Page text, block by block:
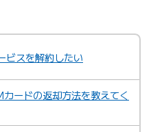
スを解約したい
カードの返却方法を教えてく